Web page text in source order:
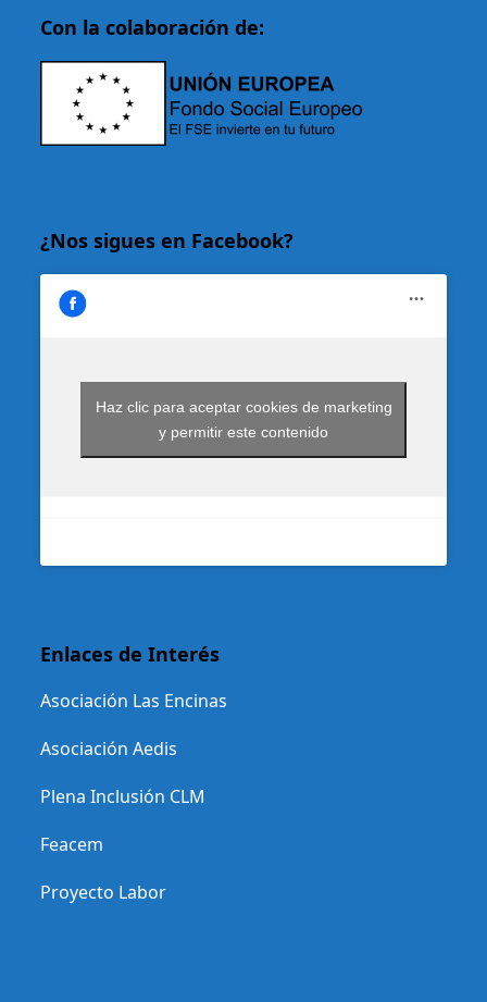
Con la colaboración de:
¿Nos sigues en Facebook?
Haz clic para aceptar cookies de marketing
y permitir este contenido
Enlaces de Interés
Asociación Las Encinas
Asociación Aedis
Plena Inclusión CLM
Feacem
Proyecto Labor